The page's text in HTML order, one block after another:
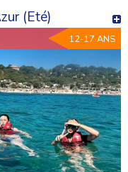
(Eté)
12-17 ANS